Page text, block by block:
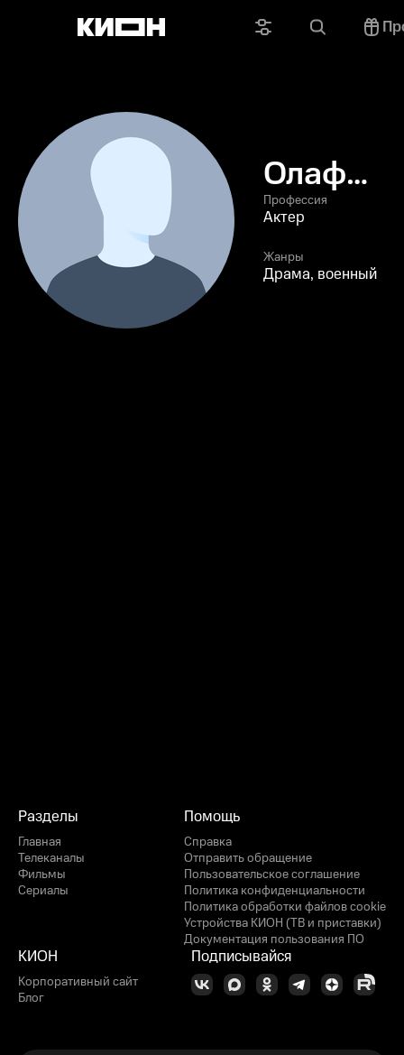
Олаф
Боддойч
Профессия
Актер
Жанры
Драма, военный
Разделы
Главная
Телеканалы
Фильмы
Сериалы
Помощь
Справка
Отправить обращение
Пользовательское соглашение
Политика конфиденциальности
Политика обработки файлов cookie
Устройства КИОН (ТВ и приставки)
Документация пользования ПО
КИОН
Корпоративный сайт
Блог
Подписывайся